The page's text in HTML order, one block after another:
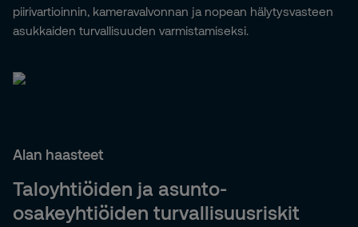
piirivartioinnin, kameravalvonnan ja nopean hälytysvasteen
asukkaiden turvallisuuden varmistamiseksi.
Alan haasteet
Taloyhtiöiden ja asunto-
osakeyhtiöiden turvallisuusriskit